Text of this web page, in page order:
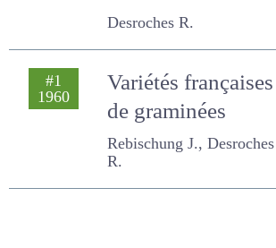
La production
fourragère dans le
''corn belt''
Desroches R.
Variétés françaises
de graminées